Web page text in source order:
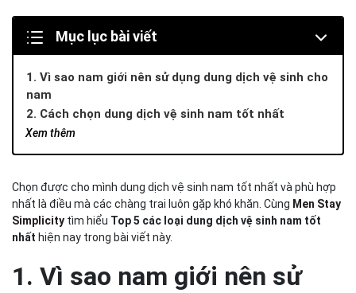
Mục lục bài viết
Xem thêm
1. Vì sao nam giới nên sử dụng dung dịch vệ sinh cho
nam
2. Cách chọn dung dịch vệ sinh nam tốt nhất
2.1 Đọc kỹ thành phần sản phẩm trước khi mua
2.2 Tìm hiểu nguồn gốc xuất xứ rõ ràng
điểm sinh lý của cơ thể
3. Top 5 dung dịch vệ sinh nam tốt nhất hiện nay
3.1 Dung dịch vệ sinh nam làm sạch & ngăn mùi hiệu quả
Intimate Wash của Men Stay Simplicity
3.2 Dung dịch vệ sinh nam tốt nhất Serenys
3.3 Gel vệ sinh nam Winmen
Chọn được cho mình dung dịch vệ sinh nam tốt nhất và phù hợp
nhất là điều mà các chàng trai luôn gặp khó khăn. Cùng Men Stay
Simplicity tìm hiểu Top 5 các loại dung dịch vệ sinh nam tốt
nhất hiện nay trong bài viết này.
1. Vì sao nam giới nên sử